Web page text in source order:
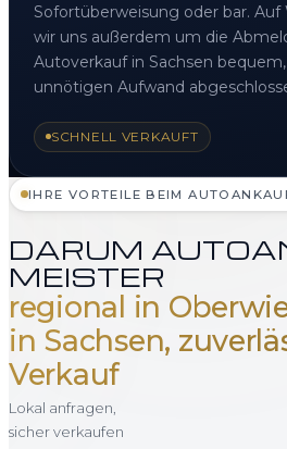
Sofortüberweisung oder bar.
wir uns außerdem um die
Autoverkauf in Sachsen
unnötigen Aufwand
SCHNELL VERKAUFT
IHRE VORTEILE BEIM
DARUM
MEISTER
regional in
in Sachsen,
Verkauf
Lokal anfragen,
sicher verkaufen